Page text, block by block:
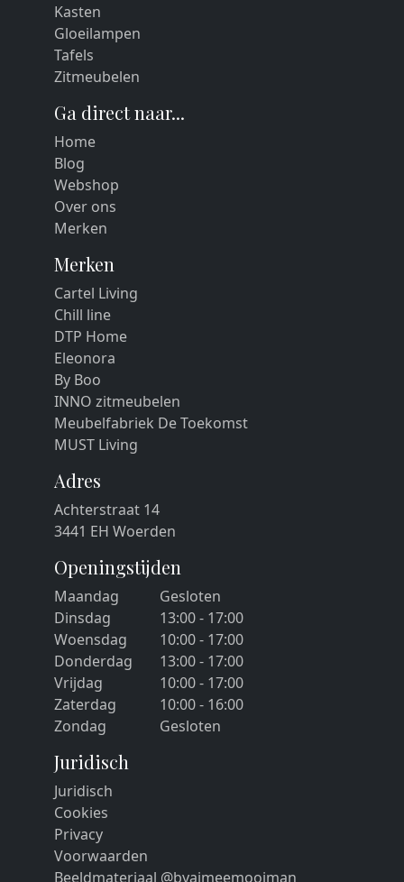
Kasten
Gloeilampen
Tafels
Zitmeubelen
Ga direct naar...
Home
Blog
Webshop
Over ons
Merken
Merken
Cartel Living
Chill line
DTP Home
Eleonora
By Boo
INNO zitmeubelen
Meubelfabriek De Toekomst
MUST Living
Adres
Achterstraat 14
3441 EH Woerden
Openingstijden
Maandag
Gesloten
Dinsdag
13:00 - 17:00
Woensdag
10:00 - 17:00
Donderdag
13:00 - 17:00
Vrijdag
10:00 - 17:00
Zaterdag
10:00 - 16:00
Zondag
Gesloten
Juridisch
Juridisch
Cookies
Privacy
Voorwaarden
Beeldmateriaal @byaimeemooiman